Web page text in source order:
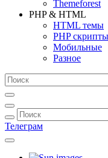
Themeforest
PHP & HTML
HTML темы
PHP скрипты
Мобильные
Разное
Телеграм